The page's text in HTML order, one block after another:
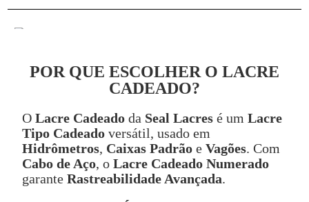
POR QUE ESCOLHER O LACRE
CADEADO?
O Lacre Cadeado da Seal Lacres é um Lacre
Tipo Cadeado versátil, usado em
Hidrômetros, Caixas Padrão e Vagões. Com
Cabo de Aço, o Lacre Cadeado Numerado
garante Rastreabilidade Avançada.